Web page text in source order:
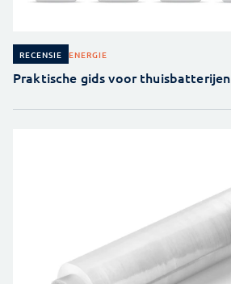
RECENSIE ENERGIE
Praktische gids voor thuisbatterijen